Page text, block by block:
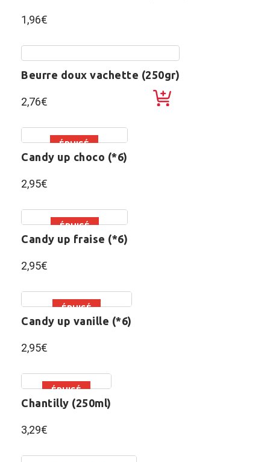
1,96€
beurre doux vachette (250gr)
2,76€
ÉPUISÉ
candy up choco (*6)
2,95€
ÉPUISÉ
candy up fraise (*6)
2,95€
ÉPUISÉ
candy up vanille (*6)
2,95€
ÉPUISÉ
chantilly (250ml)
3,29€